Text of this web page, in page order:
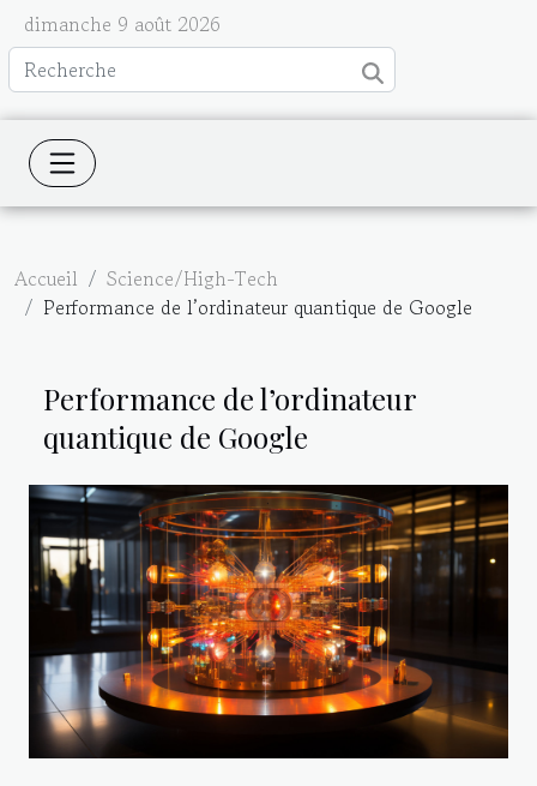
dimanche 9 août 2026
Accueil
Science/High-Tech
Performance de l’ordinateur quantique de Google
Performance de l’ordinateur
quantique de Google